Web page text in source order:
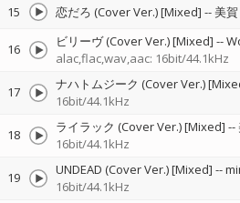
15 恋だろ (Cover Ver.) [Mixed] --美賀
16 ビリーヴ (Cover Ver.) [Mixed] --
alac,flac,wav,aac: 16bit/44.1kHz
17 ナハトムジーク (Cover Ver.)
16bit/44.1kHz
18 ライラック (Cover Ver.) [Mixed] --
16bit/44.1kHz
19 UNDEAD (Cover Ver.) [Mixed] --
16bit/44.1kHz